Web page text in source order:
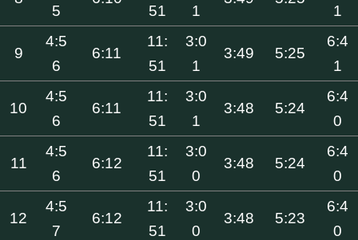
5
51
1
1
9
4:5
6
6:11
11:
51
3:0
1
3:49 5:25
6:4
1
10
4:5
6
6:11
11:
51
3:0
1
3:48 5:24
6:4
0
11
4:5
6
6:12
11:
51
3:0
0
3:48 5:24
6:4
0
12
4:5
7
6:12
11:
51
3:0
0
3:48 5:23
6:4
0